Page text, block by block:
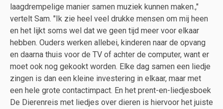
laagdrempelige manier samen muziek kunnen maken.,"
vertelt Sam. "Ik zie heel veel drukke mensen om mij heen
en het lijkt soms wel dat we geen tijd meer voor elkaar
hebben. Ouders werken allebei, kinderen naar de opvang
en daarna thuis voor de TV of achter de computer, want er
moet ook nog gekookt worden. Elke dag samen een liedje
zingen is dan een kleine investering in elkaar, maar met
een hele grote contactimpact. En het prent-en-liedjesboek
De Dierenreis met liedjes over dieren is hiervoor het juiste